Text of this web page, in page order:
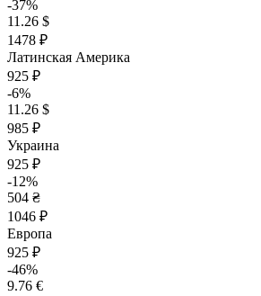
-37%
11.26 $
1478 ₽
Латинская Америка
925 ₽
-6%
11.26 $
985 ₽
Украина
925 ₽
-12%
504 ₴
1046 ₽
Европа
925 ₽
-46%
9.76 €